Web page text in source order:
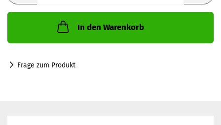
In den Warenkorb
Frage zum Produkt